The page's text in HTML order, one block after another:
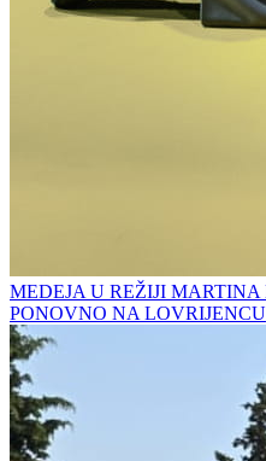
MEDEJA U REŽIJI MARTINA
PONOVNO NA LOVRIJENCU